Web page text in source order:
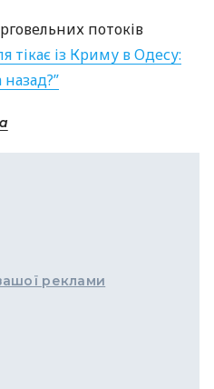
потоків
тікає із Криму в Одесу:
реклами